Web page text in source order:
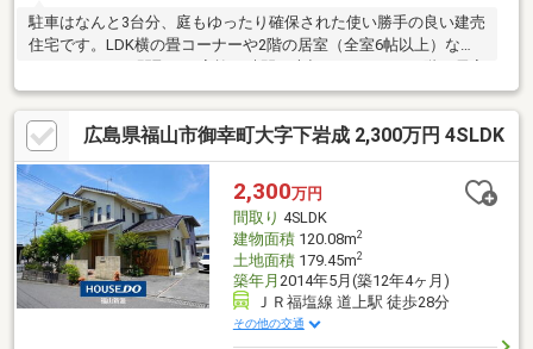
駐車はなんと3台分、庭もゆったり確保された使い勝手の良い建売
住宅です。LDK横の畳コーナーや2階の居室（全室6帖以上）な
ど、ゆとりある間取りで家族の時間を大切にできます。2階の居室
やバルコニー、陽当たりの良いリビング空間には、住まいが育ま
れてきた心地よさを感じられます。もちろん、必要であればリフ
ォームやリノベーションにも柔軟に対応可能。暮らしを“アップデ
ート”するベースとして理想的な選択肢です。“築年数”ではな
く、“使われてきた価値”で選びたい方におすすめの住宅です。
広島県福山市御幸町大字下岩成 2,300万円 4SLDK
2,300万円
間取り 4SLDK
建物面積120.08m2
土地面積179.45m2
築年月 2014年5月(築12年4ヶ月)
ＪＲ福塩線 道上駅 徒歩28分
その他の交通